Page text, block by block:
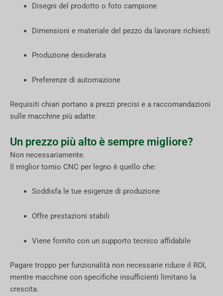
Disegni del prodotto o foto campione
Dimensioni e materiale del pezzo da lavorare richiesti
Produzione desiderata
Preferenze di automazione
Requisiti chiari portano a prezzi precisi e a raccomandazioni
sulle macchine più adatte.
Un prezzo più alto è sempre migliore?
Non necessariamente.
Il miglior tornio CNC per legno è quello che:
Soddisfa le tue esigenze di produzione
Offre prestazioni stabili
Viene fornito con un supporto tecnico affidabile
Pagare troppo per funzionalità non necessarie riduce il ROI,
mentre macchine con specifiche insufficienti limitano la
crescita.